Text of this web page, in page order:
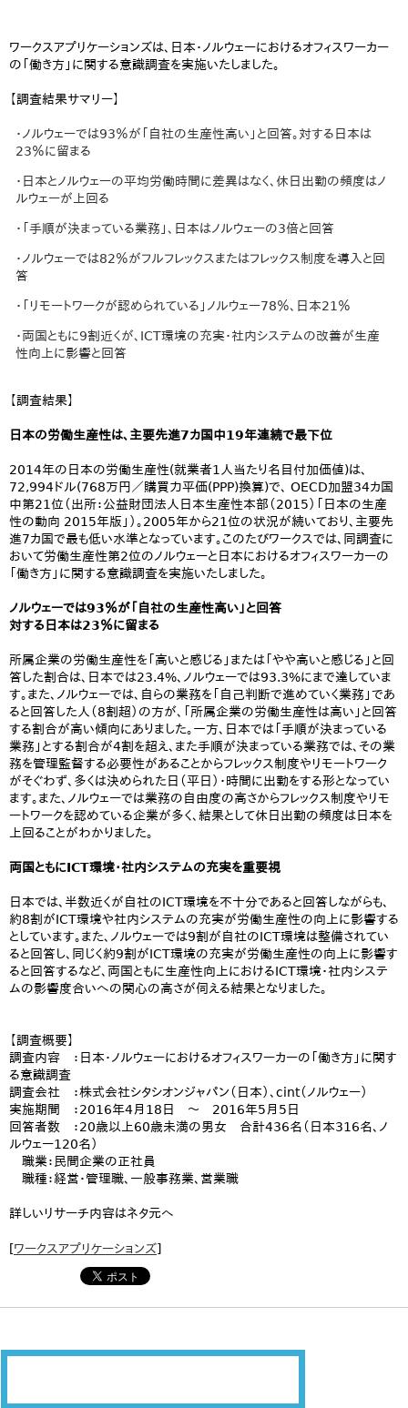
ワークスアプリケーションズは、日本・ノルウェーにおけるオフィスワーカー
の「働き方」に関する意識調査を実施いたしました。
【調査結果サマリー】
・ノルウェーでは93％が「自社の生産性高い」と回答。対する日本は
23％に留まる
・日本とノルウェーの平均労働時間に差異はなく、休日出勤の頻度はノ
ルウェーが上回る
・「手順が決まっている業務」、日本はノルウェーの3倍と回答
・ノルウェーでは82％がフルフレックスまたはフレックス制度を導入と回
答
・「リモートワークが認められている」ノルウェー78％、日本21％
・両国ともに9割近くが、ICT環境の充実・社内システムの改善が生産
性向上に影響と回答
【調査結果】
日本の労働生産性は、主要先進7カ国中19年連続で最下位
2014年の日本の労働生産性(就業者1人当たり名目付加価値)は、
72,994ドル(768万円／購買力平価(PPP)換算)で、 OECD加盟34カ国
中第21位（出所：公益財団法人日本生産性本部（2015）「日本の生産
性の動向 2015年版」）。2005年から21位の状況が続いており、主要先
進7カ国で最も低い水準となっています。このたびワークスでは、同調査に
おいて労働生産性第2位のノルウェーと日本におけるオフィスワーカーの
「働き方」に関する意識調査を実施いたしました。
ノルウェーでは93％が「自社の生産性高い」と回答
対する日本は23％に留まる
所属企業の労働生産性を「高いと感じる」または「やや高いと感じる」と回
答した割合は、日本では23.4%、ノルウェーでは93.3%にまで達していま
す。また、ノルウェーでは、自らの業務を「自己判断で進めていく業務」であ
ると回答した人（8割超）の方が、「所属企業の労働生産性は高い」と回答
する割合が高い傾向にありました。一方、日本では「手順が決まっている
業務」とする割合が4割を超え、また手順が決まっている業務では、その業
務を管理監督する必要性があることからフレックス制度やリモートワーク
がそぐわず、多くは決められた日（平日）・時間に出勤をする形となってい
ます。また、ノルウェーでは業務の自由度の高さからフレックス制度やリモ
ートワークを認めている企業が多く、結果として休日出勤の頻度は日本を
上回ることがわかりました。
両国ともにICT環境・社内システムの充実を重要視
日本では、半数近くが自社のICT環境を不十分であると回答しながらも、
約8割がICT環境や社内システムの充実が労働生産性の向上に影響する
としています。また、ノルウェーでは9割が自社のICT環境は整備されてい
ると回答し、同じく約9割がICT環境の充実が労働生産性の向上に影響す
ると回答するなど、両国ともに生産性向上におけるICT環境・社内システ
ムの影響度合いへの関心の高さが伺える結果となりました。
【調査概要】
調査内容 ：日本・ノルウェーにおけるオフィスワーカーの「働き方」に関す
る意識調査
調査会社 ：株式会社シタシオンジャパン（日本）、cint（ノルウェー）
実施期間 ：2016年4月18日 ～ 2016年5月5日
回答者数 ：20歳以上60歳未満の男女 合計436名（日本316名、ノ
ルウェー120名）
職業：民間企業の正社員
職種：経営・管理職、一般事務業、営業職
詳しいリサーチ内容はネタ元へ
[ワークスアプリケーションズ]